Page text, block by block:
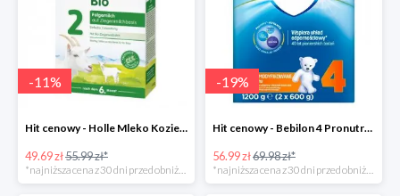
-11%
Hit cenowy - Holle Mleko Kozie 2 Bio
49.69 zł55.99 zł*
-19%
Hit cenowy - Bebilon 4 Pronutra-Advance
56.99 zł69.98 zł*